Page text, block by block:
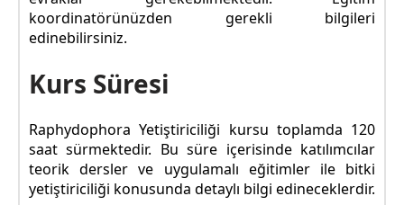
koordinatörünüzden gerekli bilgileri
edinebilirsiniz.
Kurs Süresi
Raphydophora Yetiştiriciliği kursu toplamda 120
saat sürmektedir. Bu süre içerisinde katılımcılar
teorik dersler ve uygulamalı eğitimler ile bitki
yetiştiriciliği konusunda detaylı bilgi edineceklerdir.